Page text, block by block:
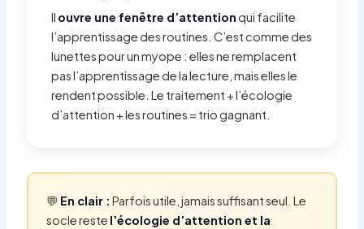
Il ouvre une fenêtre d’attentionqui facilite
l’apprentissage des routines. C’est comme des
lunettes pour un myope : elles ne remplacent
pas l’apprentissage de la lecture, mais elles le
rendent possible. Le traitement + l’écologie
d’attention + les routines = trio gagnant.
💬 En clair : Parfois utile, jamais suffisant seul. Le
socle reste l’écologie d’attention et la